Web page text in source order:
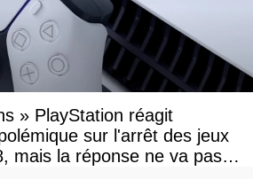
» PlayStation réagit
sur l'arrêt des jeux
mais la réponse ne va pas